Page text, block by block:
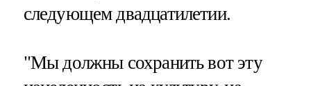
следующем двадцатилетии.
"Мы должны сохранить вот эту